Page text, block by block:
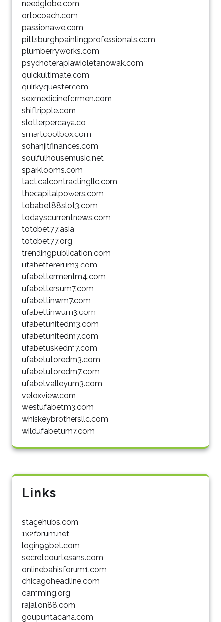
needglobe.com
ortocoach.com
passionawe.com
pittsburghpaintingprofessionals.com
plumberryworks.com
psychoterapiawioletanowak.com
quickultimate.com
quirkyquester.com
sexmedicineformen.com
shiftripple.com
slotterpercaya.co
smartcoolbox.com
sohanjitfinances.com
soulfulhousemusic.net
sparklooms.com
tacticalcontractingllc.com
thecapitalpowers.com
tobabet88slot3.com
todayscurrentnews.com
totobet77.asia
totobet77.org
trendingpublication.com
ufabettererum3.com
ufabettermentm4.com
ufabettersum7.com
ufabettinwm7.com
ufabettinwum3.com
ufabetunitedm3.com
ufabetunitedm7.com
ufabetuskedm7.com
ufabetutoredm3.com
ufabetutoredm7.com
ufabetvalleyum3.com
veloxview.com
westufabetm3.com
whiskeybrothersllc.com
wildufabetum7.com
Links
stagehubs.com
1x2forum.net
login99bet.com
secretcourtesans.com
onlinebahisforum1.com
chicagoheadline.com
camming.org
rajalion88.com
goupuntacana.com